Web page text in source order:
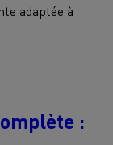
adaptée à
: